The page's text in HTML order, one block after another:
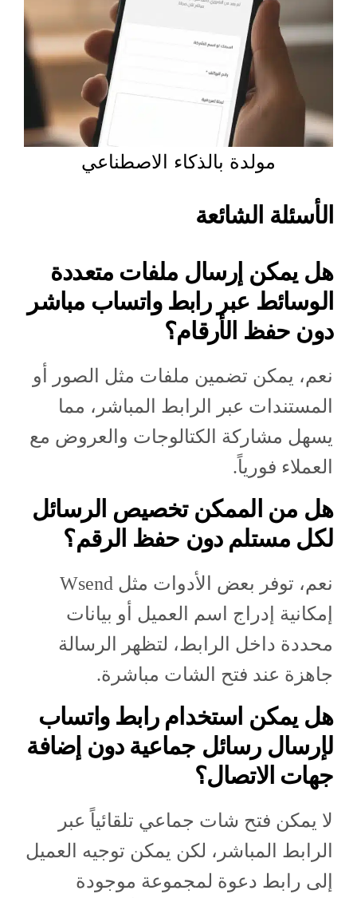
مولدة بالذكاء الاصطناعي
الأسئلة الشائعة
هل يمكن إرسال ملفات متعددة
الوسائط عبر رابط واتساب مباشر
دون حفظ الأرقام؟
نعم، يمكن تضمين ملفات مثل الصور أو
المستندات عبر الرابط المباشر، مما
يسهل مشاركة الكتالوجات والعروض مع
العملاء فورياً.
هل من الممكن تخصيص الرسائل
لكل مستلم دون حفظ الرقم؟
نعم، توفر بعض الأدوات مثل Wsend
إمكانية إدراج اسم العميل أو بيانات
محددة داخل الرابط، لتظهر الرسالة
جاهزة عند فتح الشات مباشرة.
هل يمكن استخدام رابط واتساب
لإرسال رسائل جماعية دون إضافة
جهات الاتصال؟
لا يمكن فتح شات جماعي تلقائياً عبر
الرابط المباشر، لكن يمكن توجيه العميل
إلى رابط دعوة لمجموعة موجودة